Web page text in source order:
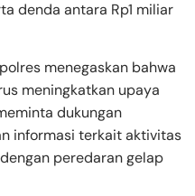
denda antara Rp1 miliar
menegaskan bahwa
meningkatkan upaya
dukungan
informasi terkait aktivitas
peredaran gelap